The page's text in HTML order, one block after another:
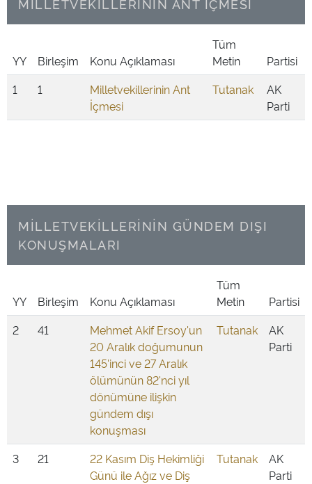
MİLLETVEKİLLERİNİN ANT İÇMESİ
YY Birleşim Konu Açıklaması
Tüm
Metin
Partisi
1
1
Milletvekillerinin Ant
İçmesi
Tutanak
AK
Parti
MİLLETVEKİLLERİNİN GÜNDEM DIŞI
KONUŞMALARI
YY Birleşim Konu Açıklaması
Tüm
Metin
Partisi
2
41
Mehmet Akif Ersoy'un
20 Aralık doğumunun
145'inci ve 27 Aralık
ölümünün 82'nci yıl
dönümüne ilişkin
gündem dışı
konuşması
Tutanak
AK
Parti
3 21
22 Kasım Diş Hekimliği
Günü ile Ağız ve Diş
Tutanak
AK
Parti